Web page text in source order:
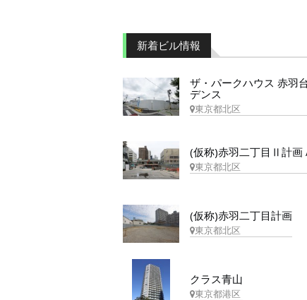
新着ビル情報
ザ・パークハウス 赤羽
デンス
東京都北区
(仮称)赤羽二丁目Ⅱ計画
東京都北区
(仮称)赤羽二丁目計画
東京都北区
クラス青山
東京都港区